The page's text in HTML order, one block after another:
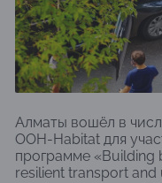
Алматы вошёл в
ООН-Habitat для
программе «Building
resilient transport